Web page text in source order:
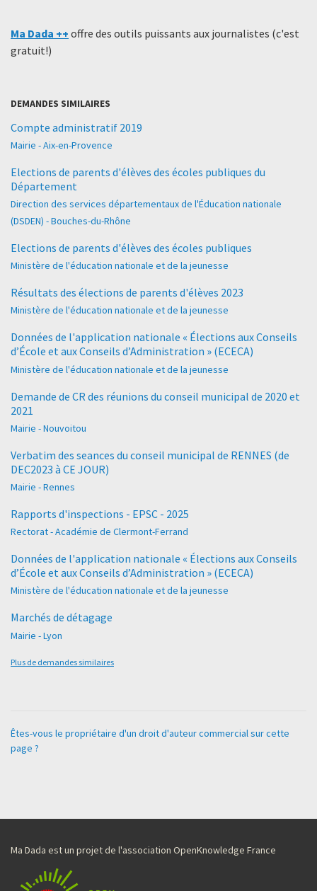
Ma Dada ++ offre des outils puissants aux journalistes (c'est
gratuit!)
DEMANDES SIMILAIRES
Compte administratif 2019
Mairie - Aix-en-Provence
Elections de parents d'élèves des écoles publiques du
Département
Direction des services départementaux de l'Éducation nationale
(DSDEN) - Bouches-du-Rhône
Elections de parents d'élèves des écoles publiques
Ministère de l'éducation nationale et de la jeunesse
Résultats des élections de parents d'élèves 2023
Ministère de l'éducation nationale et de la jeunesse
Données de l'application nationale « Élections aux Conseils
d’École et aux Conseils d’Administration » (ECECA)
Ministère de l'éducation nationale et de la jeunesse
Demande de CR des réunions du conseil municipal de 2020 et
2021
Mairie - Nouvoitou
Verbatim des seances du conseil municipal de RENNES (de
DEC2023 à CE JOUR)
Mairie - Rennes
Rapports d'inspections - EPSC - 2025
Rectorat - Académie de Clermont-Ferrand
Données de l'application nationale « Élections aux Conseils
d’École et aux Conseils d’Administration » (ECECA)
Ministère de l'éducation nationale et de la jeunesse
Marchés de détagage
Mairie - Lyon
Plus de demandes similaires
Êtes-vous le propriétaire d'un droit d'auteur commercial sur cette
page ?
Ma Dada est un projet de l'association OpenKnowledge France